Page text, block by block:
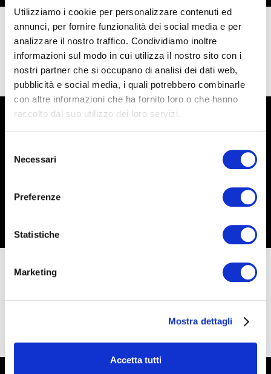
Utilizziamo i cookie per personalizzare contenuti ed
annunci, per fornire funzionalità dei social media e per
analizzare il nostro traffico. Condividiamo inoltre
informazioni sul modo in cui utilizza il nostro sito con i
nostri partner che si occupano di analisi dei dati web,
pubblicità e social media, i quali potrebbero combinarle
con altre informazioni che ha fornito loro o che hanno
raccolto dal suo utilizzo dei loro servizi.
delNecessari
Preferenze
Statistiche
Marketing
Mostra dettagli
Accetta tutti
CENSUS